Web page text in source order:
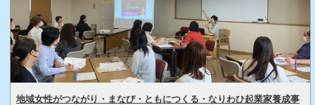
地域女性がつながり・まなび・ともにつくる・なりわひ起業家養成事